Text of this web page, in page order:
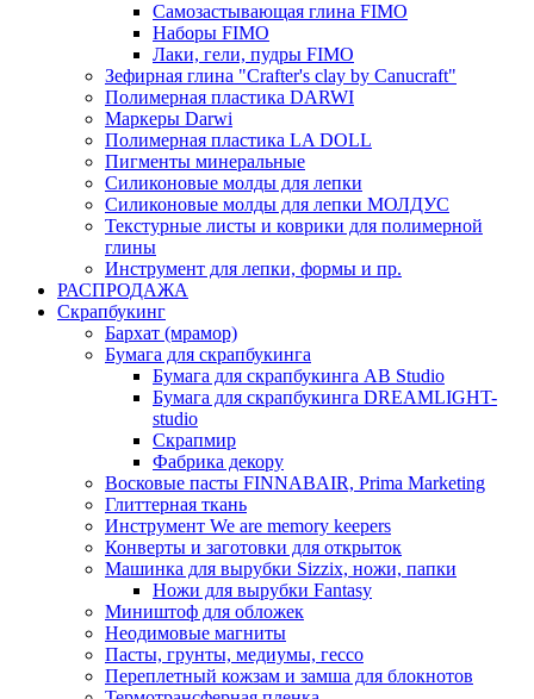
Самозастывающая глина FIMO
Наборы FIMO
Лаки, гели, пудры FIMO
Зефирная глина "Crafter's clay by Canucraft"
Полимерная пластика DARWI
Маркеры Darwi
Полимерная пластика LA DOLL
Пигменты минеральные
Силиконовые молды для лепки
Силиконовые молды для лепки МОЛДУС
Текстурные листы и коврики для полимерной
глины
Инструмент для лепки, формы и пр.
РАСПРОДАЖА
Скрапбукинг
Бархат (мрамор)
Бумага для скрапбукинга
Бумага для скрапбукинга AB Studio
Бумага для скрапбукинга DREAMLIGHT-
studio
Скрапмир
Фабрика декору
Восковые пасты FINNABAIR, Prima Marketing
Глиттерная ткань
Инструмент We are memory keepers
Конверты и заготовки для открыток
Машинка для вырубки Sizzix, ножи, папки
Ножи для вырубки Fantasy
Миништоф для обложек
Неодимовые магниты
Пасты, грунты, медиумы, гессо
Переплетный кожзам и замша для блокнотов